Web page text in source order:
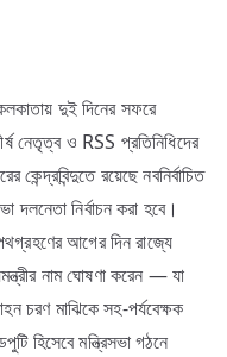
দুই দিনের সফরে
নেতৃত্ব ও RSS প্রতিনিধিদের
রয়েছে নবনির্বাচিত
নির্বাচন করা হবে।
আগের দিন রাজ্যে
নাম ঘোষণা করেন — যা
চরণ মাঝিকে সহ-পর্যবেক্ষক
হিসেবে মন্ত্রিসভা গঠনে